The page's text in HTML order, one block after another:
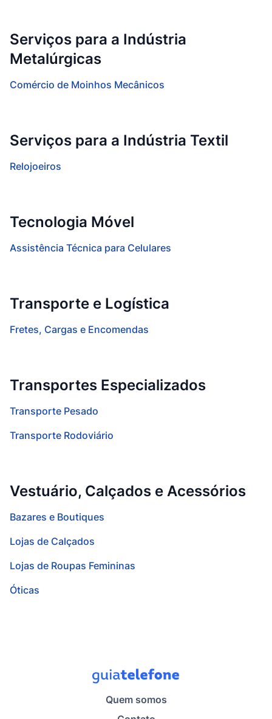
Serviços para a Indústria
Metalúrgicas
Comércio de Moinhos Mecânicos
Serviços para a Indústria Textil
Relojoeiros
Tecnologia Móvel
Assistência Técnica para Celulares
Transporte e Logística
Fretes, Cargas e Encomendas
Transportes Especializados
Transporte Pesado
Transporte Rodoviário
Vestuário, Calçados e Acessórios
Bazares e Boutiques
Lojas de Calçados
Lojas de Roupas Femininas
Óticas
Quem somos